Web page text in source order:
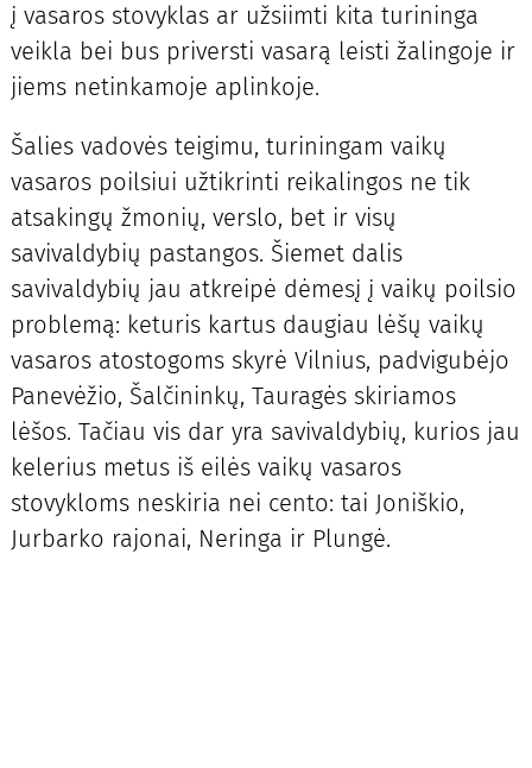
į vasaros stovyklas ar užsiimti kita turininga
veikla bei bus priversti vasarą leisti žalingoje ir
jiems netinkamoje aplinkoje.
Šalies vadovės teigimu, turiningam vaikų
vasaros poilsiui užtikrinti reikalingos ne tik
atsakingų žmonių, verslo, bet ir visų
savivaldybių pastangos. Šiemet dalis
savivaldybių jau atkreipė dėmesį į vaikų poilsio
problemą: keturis kartus daugiau lėšų vaikų
vasaros atostogoms skyrė Vilnius, padvigubėjo
Panevėžio, Šalčininkų, Tauragės skiriamos
lėšos. Tačiau vis dar yra savivaldybių, kurios jau
kelerius metus iš eilės vaikų vasaros
stovykloms neskiria nei cento: tai Joniškio,
Jurbarko rajonai, Neringa ir Plungė.